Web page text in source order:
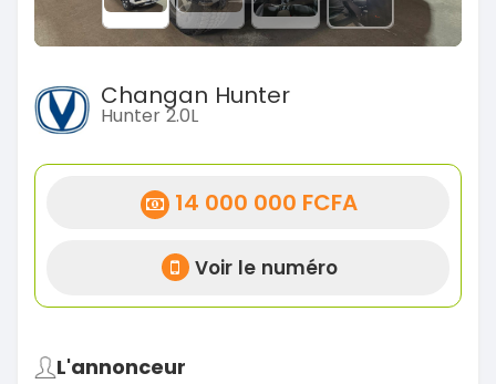
Changan Hunter
Hunter 2.0L
14 000 000 FCFA
Voir le numéro
L'annonceur